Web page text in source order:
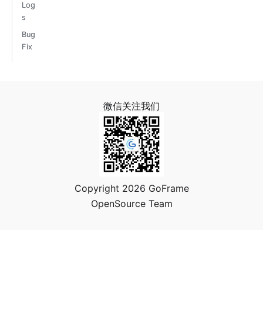
Log
s
Bug
Fix
微信关注我们
Copyright 2026 GoFrame
OpenSource Team